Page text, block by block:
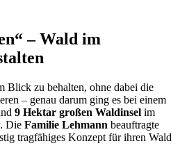
– Wald im
Blick zu behalten, ohne dabei die
– genau darum ging es bei einem
9 Hektar großen Waldinsel im
Die Familie Lehmann beauftragte
tragfähiges Konzept für ihren Wald